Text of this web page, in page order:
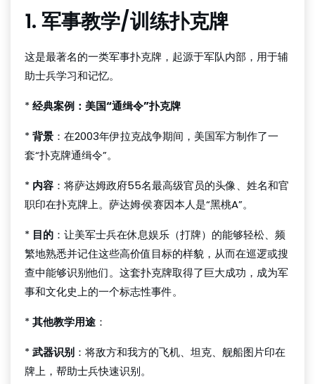
1. 军事教学/训练扑克牌
这是最著名的一类军事扑克牌，起源于军队内部，用于辅
助士兵学习和记忆。
*经典案例：美国“通缉令”扑克牌
*背景 ：在2003年伊拉克战争期间，美国军方制作了一
套“扑克牌通缉令”。
* 内容 ：将萨达姆政府55名最高级官员的头像、姓名和官
职印在扑克牌上。萨达姆·侯赛因本人是“黑桃A”。
* 目的 ：让美军士兵在休息娱乐（打牌）的能够轻松、频
繁地熟悉并记住这些高价值目标的样貌，从而在巡逻或搜
查中能够识别他们。这套扑克牌取得了巨大成功，成为军
事和文化史上的一个标志性事件。
*其他教学用途 ：
*武器识别 ：将敌方和我方的飞机、坦克、舰船图片印在
牌上，帮助士兵快速识别。